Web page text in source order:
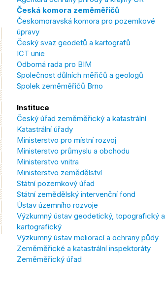
Česká komora zeměměřičů
Českomoravská komora pro pozemkové
úpravy
Český svaz geodetů a kartografů
ICT unie
Odborná rada pro BIM
Společnost důlních měřičů a geologů
Spolek zeměměřičů Brno
Instituce
Český úřad zeměměřický a katastrální
Katastrální úřady
Ministerstvo pro místní rozvoj
Ministerstvo průmyslu a obchodu
Ministerstvo vnitra
Ministerstvo zemědělství
Státní pozemkový úřad
Státní zemědělský intervenční fond
Ústav územního rozvoje
Výzkumný ústav geodetický, topografický a
kartografický
Výzkumný ústav meliorací a ochrany půdy
Zeměměřické a katastrální inspektoráty
Zeměměřický úřad